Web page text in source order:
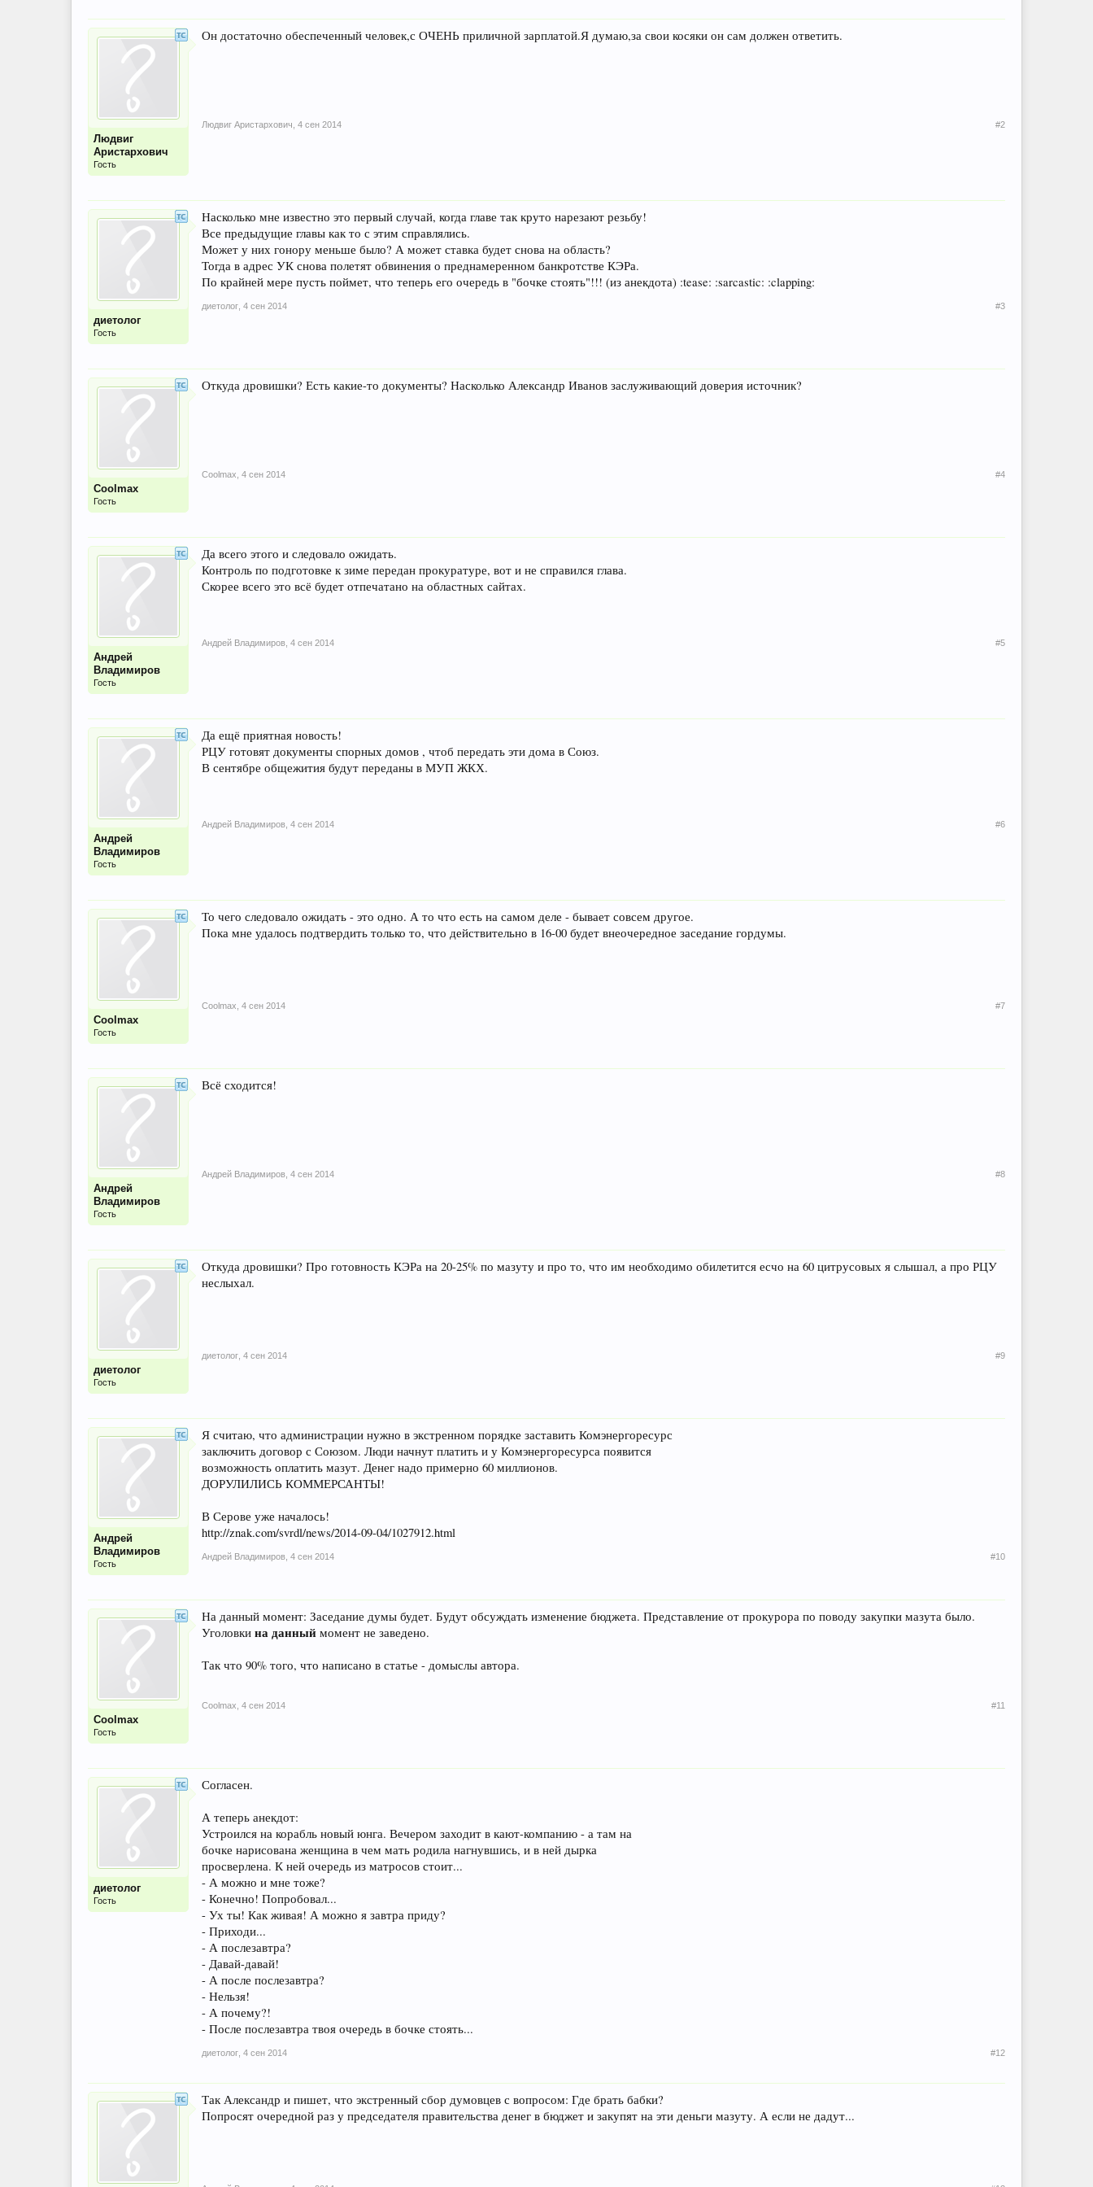
Людвиг
Аристархович
Гость
Он достаточно обеспеченный человек,с ОЧЕНЬ приличной зарплатой.Я думаю,за свои косяки он сам должен ответить.
Людвиг Аристархович 4 сен 2014 #2
диетолог
Гость
Насколько мне известно это первый случай, когда главе так круто нарезают резьбу!
Все предыдущие главы как то с этим справлялись.
Может у них гонору меньше было? А может ставка будет снова на область?
Тогда в адрес УК снова полетят обвинения о преднамеренном банкротстве КЭРа.
По крайней мере пусть поймет, что теперь его очередь в "бочке стоять"!!! (из анекдота) :tease: :sarcastic: :clapping:
диетолог 4 сен 2014 #3
Coolmax
Гость
Откуда дровишки? Есть какие-то документы? Насколько Александр Иванов заслуживающий доверия источник?
Coolmax 4 сен 2014 #4
Андрей
Владимиров
Гость
Да всего этого и следовало ожидать.
Контроль по подготовке к зиме передан прокуратуре, вот и не справился глава.
Скорее всего это всё будет отпечатано на областных сайтах.
Андрей Владимиров 4 сен 2014 #5
Андрей
Владимиров
Гость
Да ещё приятная новость!
РЦУ готовят документы спорных домов , чтоб передать эти дома в Союз.
В сентябре общежития будут переданы в МУП ЖКХ.
Андрей Владимиров 4 сен 2014 #6
Coolmax
Гость
То чего следовало ожидать - это одно. А то что есть на самом деле - бывает совсем другое.
Пока мне удалось подтвердить только то, что действительно в 16-00 будет внеочередное заседание гордумы.
Coolmax 4 сен 2014 #7
Андрей
Владимиров
Гость
Всё сходится!
Андрей Владимиров 4 сен 2014 #8
диетолог
Гость
Откуда дровишки? Про готовность КЭРа на 20-25% по мазуту и про то, что им необходимо обилетится есчо на 60 цитрусовых я слышал, а про РЦУ
неслыхал.
диетолог 4 сен 2014 #9
Андрей
Владимиров
Гость
Я считаю, что администрации нужно в экстренном порядке заставить Комэнергоресурс
заключить договор с Союзом. Люди начнут платить и у Комэнергоресурса появится
возможность оплатить мазут. Денег надо примерно 60 миллионов.
ДОРУЛИЛИСЬ КОММЕРСАНТЫ!
В Серове уже началось!
http://znak.com/svrdl/news/2014-09-04/1027912.html
Андрей Владимиров 4 сен 2014 #10
Coolmax
Гость
На данный момент: Заседание думы будет. Будут обсуждать изменение бюджета. Представление от прокурора по поводу закупки мазута было.
Уголовки на данный момент не заведено.
Так что 90% того, что написано в статье - домыслы автора.
Coolmax 4 сен 2014 #11
диетолог
Гость
Согласен.
А теперь анекдот:
Устроился на корабль новый юнга. Вечером заходит в кают-компанию - а там на
бочке нарисована женщина в чем мать родила нагнувшись, и в ней дырка
просверлена. К ней очередь из матросов стоит...
- А можно и мне тоже?
- Конечно! Попробовал...
- Ух ты! Как живая! А можно я завтра приду?
- Приходи...
- А послезавтра?
- Давай-давай!
- А после послезавтра?
- Нельзя!
- А почему?!
- После послезавтра твоя очередь в бочке стоять...
диетолог 4 сен 2014 #12
Так Александр и пишет, что экстренный сбор думовцев с вопросом: Где брать бабки?
Попросят очередной раз у председателя правительства денег в бюджет и закупят на эти деньги мазуту. А если не дадут...